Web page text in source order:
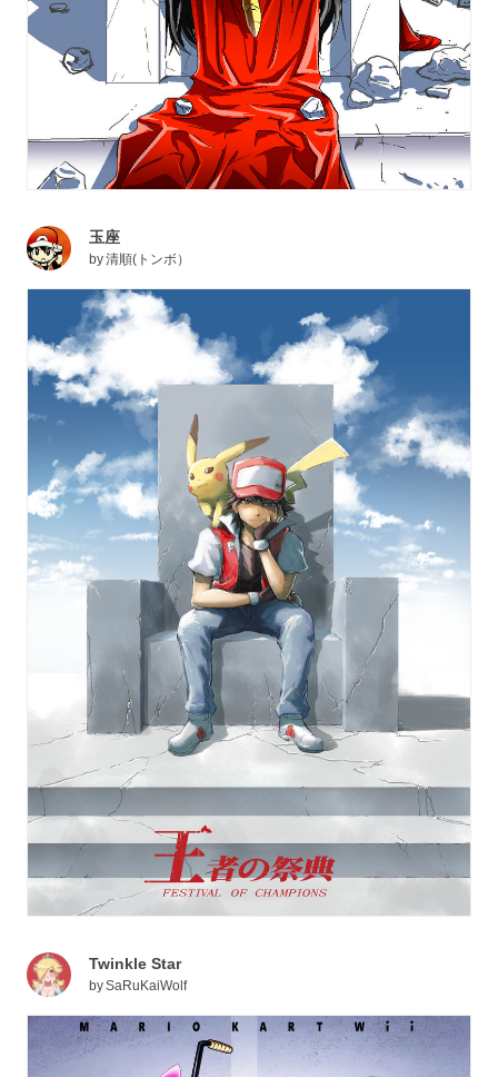
玉座
by清順(トンボ）
Twinkle Star
bySaRuKaiWolf